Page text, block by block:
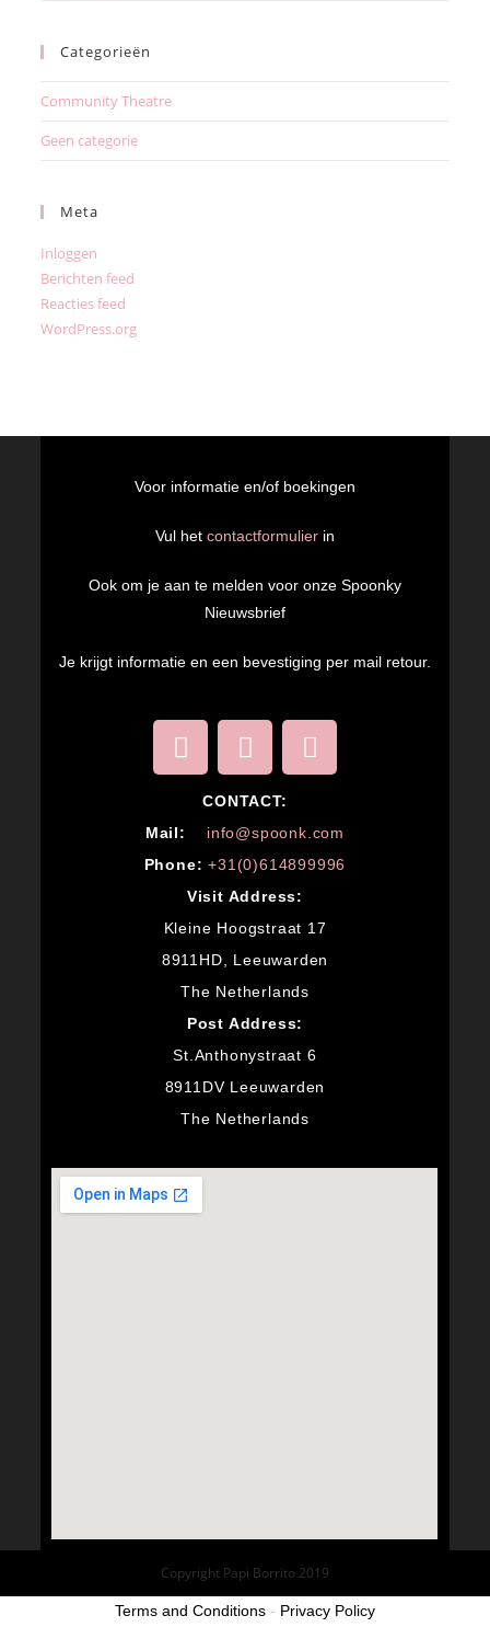
Categorieën
Community Theatre
Geen categorie
Meta
Inloggen
Berichten feed
Reacties feed
WordPress.org
Voor informatie en/of boekingen
Vul het contactformulier in
Ook om je aan te melden voor onze Spoonky
Nieuwsbrief
Je krijgt informatie en een bevestiging per mail retour.
CONTACT:
Mail:
info@spoonk.com
Phone: +31(0)614899996
Visit Address:
Kleine Hoogstraat 17
8911HD, Leeuwarden
The Netherlands
Post Address:
St.Anthonystraat 6
8911DV Leeuwarden
The Netherlands
Copyright Papi Borrito 2019
Terms and Conditions - Privacy Policy